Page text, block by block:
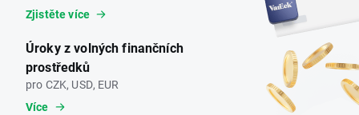
Zjistěte více
Úroky z volných finančních
prostředků
pro CZK, USD, EUR
Více